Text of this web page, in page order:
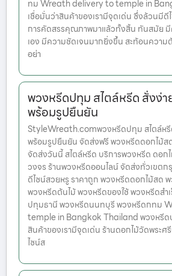
ทม Wreath delivery to temple in
เชื่อมั่นว่าสินค้าของเรามีจุดเด่น ซึ่งล้วนมีดี
การคัดสรรคุณภาพมาแล้วทั้งสิ้น ทันสมัย
เอง มีความชัดเจนมากยิ่งขึ้น สะท้อนความ
อย่า
พวงหรีดปทุม สไตล์หรีด สั่งง่า
พร้อมรูปยืนยัน
StyleWreath.comพวงหรีดปทุม สไตล์หรี
พร้อมรูปยืนยัน จัดส่งฟรี พวงหรีดดอกไม้ส
จัดส่งวันนี้ สไตล์หรีด บริการพวงหรีด ดอก
วงจร ร้านพวงหรีดออนไลน์ จัดส่งทั่วเขต
ดีไซน์สวยหรู ราคาถูก พวงหรีดดอกไม้สด
พวงหรีดต้นไม้ พวงหรีดของใช้ พวงหรีดสำ
ปทุมธานี พวงหรีดนนทบุรี พวงหรีดกทม
temple in Bangkok Thailand พวงหรีด
สินค้าของเรามีจุดเด่น ร้านดอกไม้วัดพระศ
ไซน์ส